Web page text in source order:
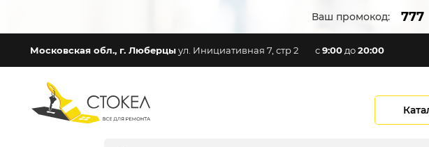
Ваш промокод:
Московская обл., г. Люберцыул. Инициативная 7, стр 2 с9:00 до20:00